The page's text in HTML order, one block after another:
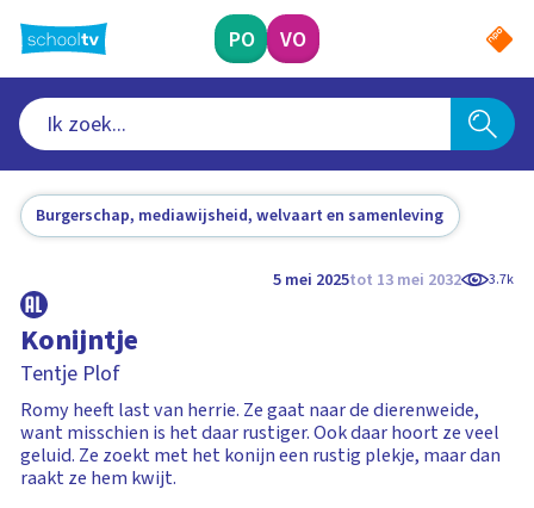
naar
hoofdinhoud
PO VO
Burgerschap, mediawijsheid, welvaart en samenleving
5 mei 2025tot 13 mei 2032 3.7k
Konijntje
Tentje Plof
Romy heeft last van herrie. Ze gaat naar de dierenweide,
want misschien is het daar rustiger. Ook daar hoort ze veel
geluid. Ze zoekt met het konijn een rustig plekje, maar dan
raakt ze hem kwijt.